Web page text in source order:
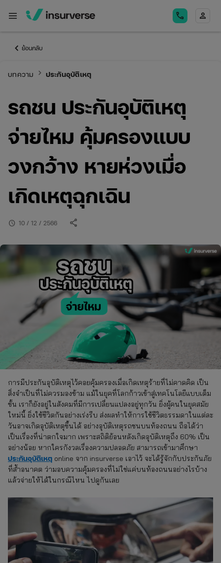
menu call person
keyboard_arrow_left ย้อนกลับ
บทความ keyboard_arrow_right ประกันอุบัติเหตุ
รถชน ประกันอุบัติเหตุ
จ่ายไหม คุ้มครองแบบ
วงกว้าง หายห่วงเมื่อ
เกิดเหตุฉุกเฉิน
schedule 10 / 12 / 2566 share
การมีประกันอุบัติเหตุไว้คอยคุ้มครองเมื่อเกิดเหตุร้ายที่ไม่คาดคิด เป็น
สิ่งจำเป็นที่ไม่ควรมองข้าม แม้ในยุคที่โลกก้าวเข้าสู่เทคโนโลยีแบบเต็ม
ขั้น เราก็ยังอยู่ในสังคมที่มีการเปลี่ยนแปลงอยู่ทุกวัน ยิ่งผู้คนในยุคสมัย
ใหม่นี้ ยิ่งใช้ชีวิตกันอย่างเร่งรีบ ส่งผลทำให้การใช้ชีวิตธรรมดาในแต่ละ
วันอาจเกิดอุบัติเหตุขึ้นได้ อย่างอุบัติเหตุรถชนบนท้องถนน ถือได้ว่า
เป็นเรื่องที่น่าตกใจมาก เพราะสถิติย้อนหลังเกิดอุบัติเหตุถึง 60% เป็น
อย่างน้อย หากใครกังวลเรื่องความปลอดภัย สามารถเข้ามาศึกษา
ประกันอุบัติเหตุ online จาก insurverse เอาไว้ จะได้รู้จักกับประกันภัย
ที่ล้ำอนาคต ว่ามอบความคุ้มครองที่ไม่ใช่แค่บนท้องถนนอย่างไรบ้าง
แล้วจ่ายให้ได้ในกรณีไหน ไปดูกันเลย